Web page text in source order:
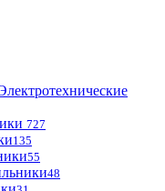
727
135
55
48